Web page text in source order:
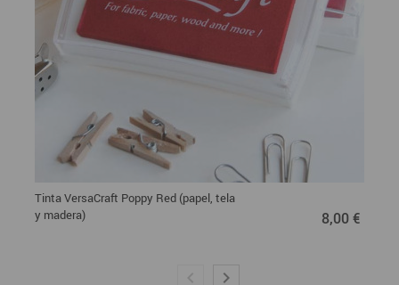
Tinta VersaCraft Poppy Red (papel, tela
y madera)
8,00 €